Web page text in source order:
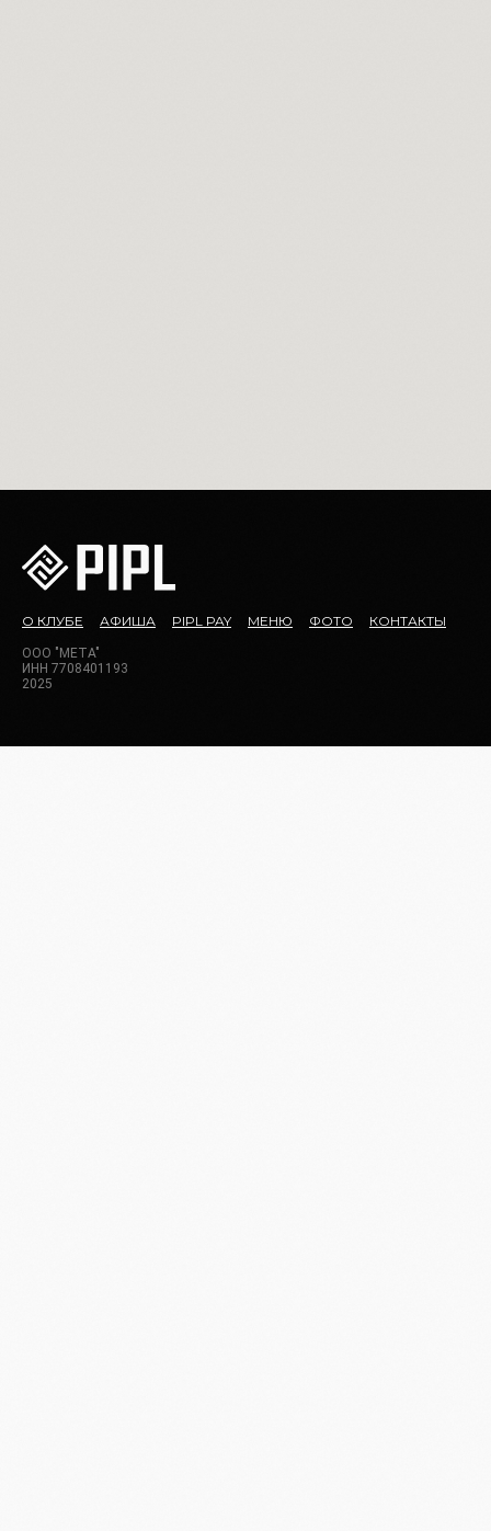
О КЛУБЕ АФИША PIPL PAY МЕНЮ ФОТО КОНТАКТЫ
ООО "МЕТА"
ИНН 7708401193
2025